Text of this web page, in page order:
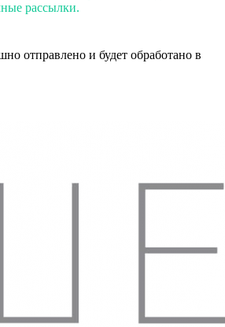
рассылки.
отправлено и будет обработано в